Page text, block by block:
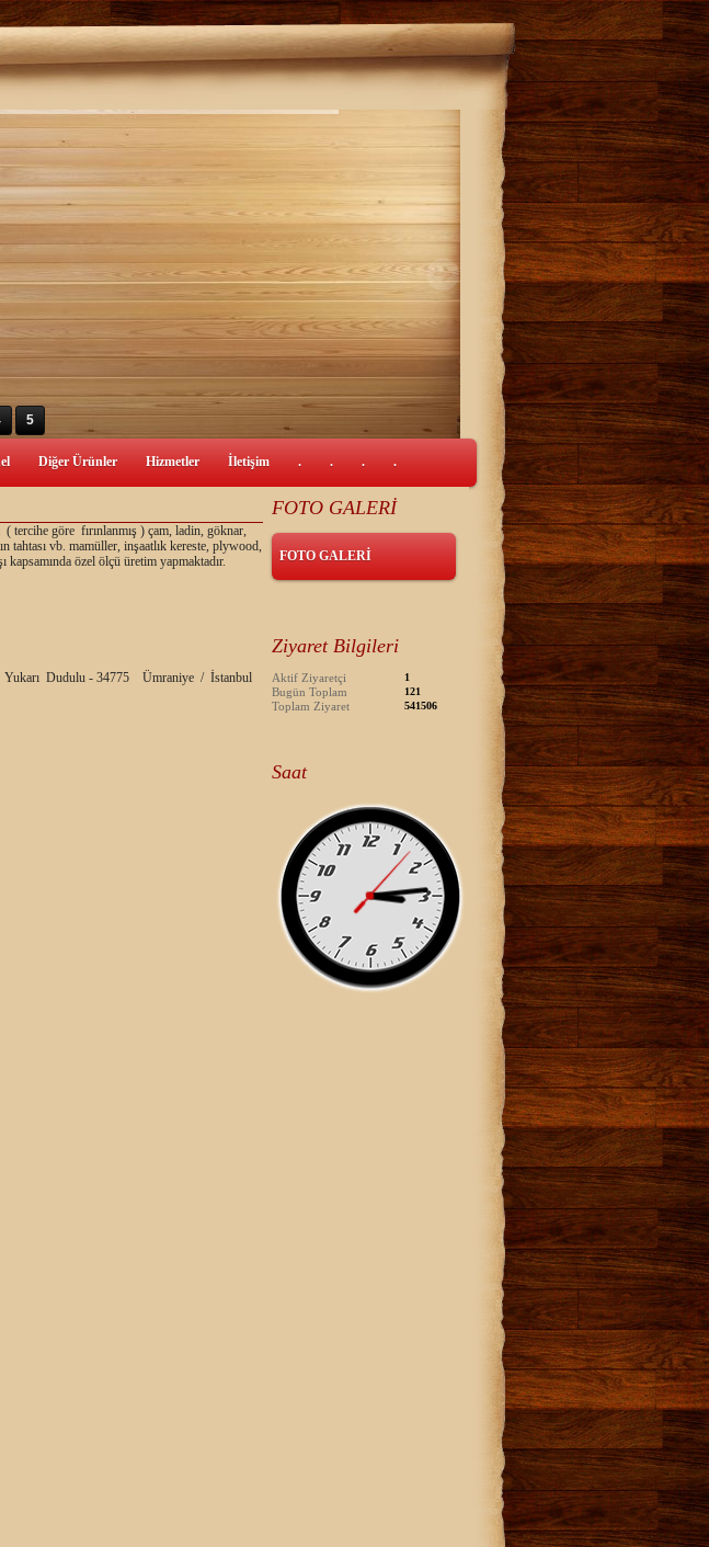
5
Diğer Ürünler Hizmetler İletişim . . . .
göre fırınlanmış ) çam, ladin, göknar,
tahtası vb. mamüller, inşaatlık kereste, plywood,
kapsamında özel ölçü üretim yapmaktadır.
Dudulu - 34775 Ümraniye / İstanbul
FOTO GALERİ
FOTO GALERİ
Ziyaret Bilgileri
Aktif Ziyaretçi 1
Bugün Toplam 121
Toplam Ziyaret 541506
Saat